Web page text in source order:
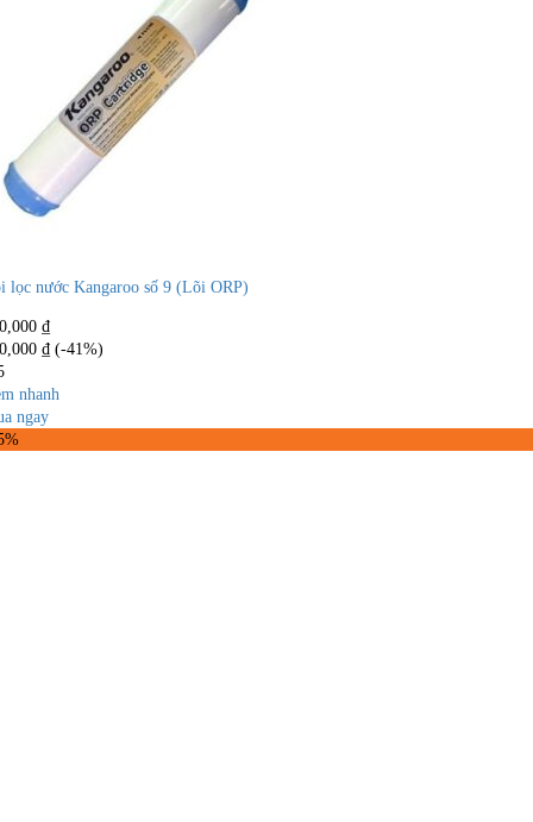
lọc nước Kangaroo số 9 (Lõi ORP)
₫
₫ (-41%)
nhanh
ngay